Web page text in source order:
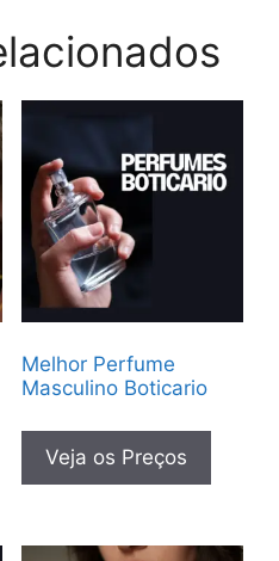
Melhor Perfume
Masculino Boticario
Veja os Preços